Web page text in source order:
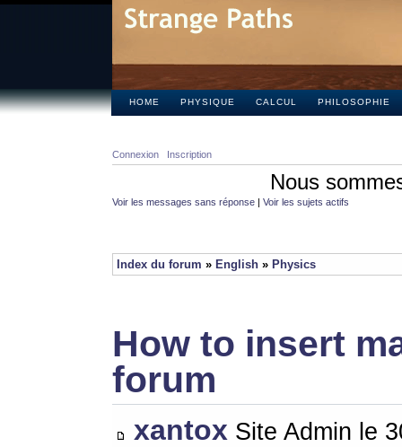
HOME PHYSIQUE CALCUL PHILOSOPHIE
Connexion Inscription
Nous
Voir les messages sans réponse | Voir les sujets actifs
Index du forum » English » Physics
How to insert
forum
xantox Site Admin le